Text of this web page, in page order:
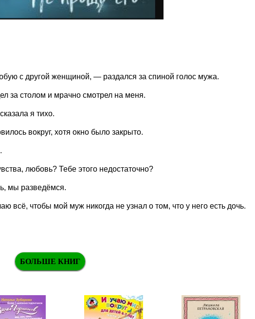
с другой женщиной, — раздался за спиной голос мужа.
за столом и мрачно смотрел на меня.
я тихо.
вокруг, хотя окно было закрыто.
любовь? Тебе этого недостаточно?
мы разведёмся.
всё, чтобы мой муж никогда не узнал о том, что у него есть дочь.
БОЛЬШЕ КНИГ